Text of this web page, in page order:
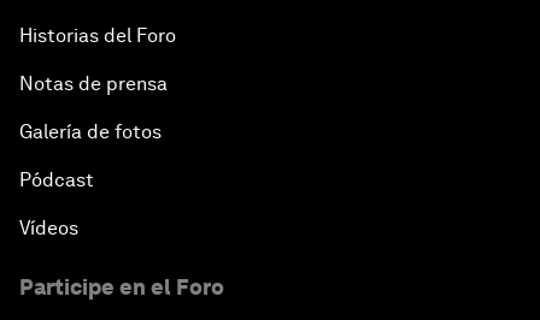
Historias del Foro
Notas de prensa
Galería de fotos
Pódcast
Vídeos
Participe en el Foro